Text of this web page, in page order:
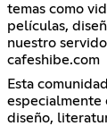
temas como
películas,
nuestro
cafeshibe.com
Esta
especialmente
diseño,